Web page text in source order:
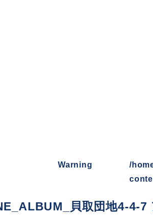
Warning
/
貝取団地4-4-7